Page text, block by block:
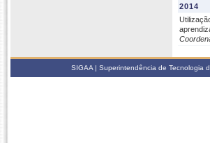
2014
SIGAA | Superintendência de Tecnologia